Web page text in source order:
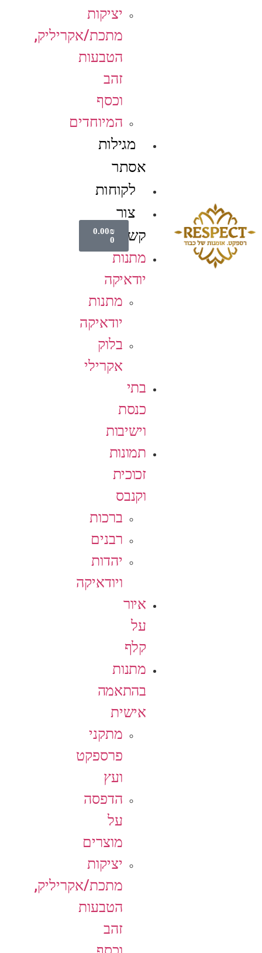
יציקות
מתכת/אקריליק,
הטבעות
זהב
וכסף
המיוחדים
מגילות
אסתר
לקוחות
צור
קשר
מתנות
יודאיקה
מתנות
יודאיקה
בלוק
אקרילי
בתי
כנסת
וישיבות
תמונות
זכוכית
וקנבס
ברכות
רבנים
יהדות
ויודאיקה
איור
על
קלף
מתנות
בהתאמה
אישית
מתקני
פרספקט
ועץ
הדפסה
על
מוצרים
יציקות
מתכת/אקריליק,
הטבעות
זהב
0.00₪
0